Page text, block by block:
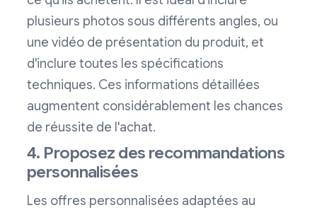
plusieurs photos sous différents angles, ou
une vidéo de présentation du produit, et
d'inclure toutes les spécifications
techniques. Ces informations détaillées
augmentent considérablement les chances
de réussite de l'achat.
4. Proposez des recommandations
personnalisées
Les offres personnalisées adaptées au